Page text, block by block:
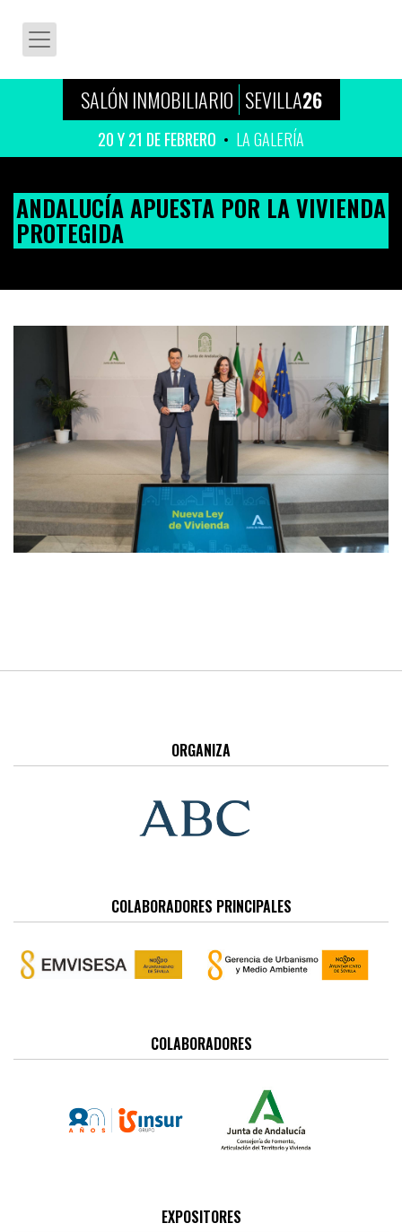
SALÓN INMOBILIARIO SEVILLA26
20 Y 21 DE FEBRERO LA GALERÍA
ANDALUCÍA APUESTA POR LA VIVIENDA
PROTEGIDA
ORGANIZA
COLABORADORES PRINCIPALES
COLABORADORES
EXPOSITORES